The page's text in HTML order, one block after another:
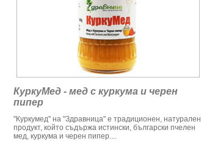
КуркуМед - мед с куркума и черен
пипер
"Куркумед" на "Здравница" е традиционен, натурален
продукт, който съдържа истински, български пчелен
мед, куркума и черен пипер....